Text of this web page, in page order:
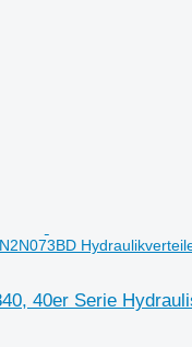
40er Serie